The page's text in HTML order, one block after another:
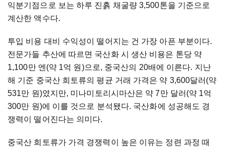
익분기점으로 보는 하루 진흙 채굴량 3,500톤을 기준으로
계산한 액수다.
투입 비용 대비 수익성이 떨어지는 건 가장 아픈 부분이다.
전문가들 추산에 따르면 국산화 시 생산 비용은 톤당 약
1,100만 엔(약 1억 원)으로, 중국산의 20배에 이른다. 지난
해 기준 중국산 희토류의 평균 거래 가격은 약 3,600달러(약
531만 원)였지만, 미나미토리시마산은 약 7만 달러(약 1억
300만 원)에 이를 것으로 분석됐다. 국산화에 성공해도 경
쟁력이 떨어진다는 의미다.
중국산 희토류가 가격 경쟁력이 높은 이유는 정련 과정 때